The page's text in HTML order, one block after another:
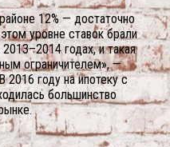
12% — достаточно
уровне ставок брали
годах, и такая
ограничителем», —
году на ипотеку с
большинство